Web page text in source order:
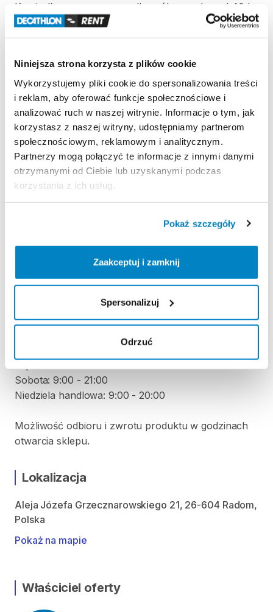
Niniejsza strona korzysta z plików cookie
Wykorzystujemy pliki cookie do spersonalizowania treści
i reklam, aby oferować funkcje społecznościowe i
analizować ruch w naszej witrynie. Informacje o tym, jak
korzystasz z naszej witryny, udostępniamy partnerom
społecznościowym, reklamowym i analitycznym.
Partnerzy mogą połączyć te informacje z innymi danymi
otrzymanymi od Ciebie lub uzyskanymi podczas
korzystania z ich usług.
Pokaż szczegóły
Zaakceptuj i zamknij
Spersonalizuj
Odrzuć
Kamizelka dla osób wadze od 40 kg
do 60 kg.
Zasady wypożyczenia
REGULAMIN
Regulamin wypożyczalni
KAUCJA
Nie pobieramy kaucji za wypożyczenie tego
ODBIÓR I ZWROT SPRZĘTU
Poniedziałek: 9:00 - 21:00
Wtorek: 9:00 - 21:00
Sobota: 9:00 - 21:00
Niedziela handlowa: 9:00 - 20:00
Możliwość odbioru i zwrotu produktu w godzinach
otwarcia sklepu.
Lokalizacja
Aleja Józefa Grzecznarowskiego 21, 26-604 Radom,
Polska
Pokaż na mapie
Właściciel oferty